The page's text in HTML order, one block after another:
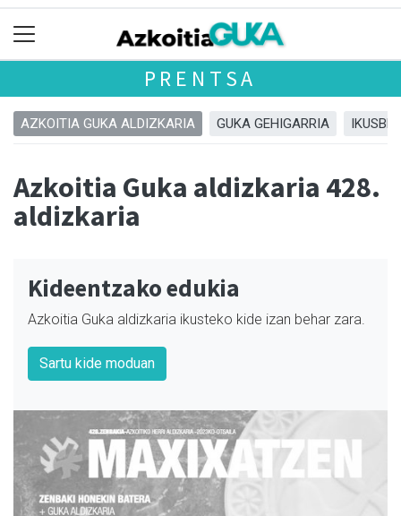
PRENTSA
AZKOITIA GUKA ALDIZKARIA GUKA GEHIGARRIA
Azkoitia Guka aldizkaria 428.
aldizkaria
Kideentzako edukia
Azkoitia Guka aldizkaria ikusteko kide izan behar zara.
Sartu kide moduan